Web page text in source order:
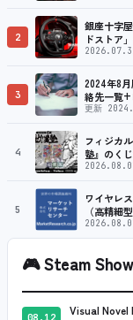
2
銀座十字
ドストア
3
2024年8
絡先一覧+
更新
4
フィジカ
塾』のく
5
ワイヤレ
（高精細
🎮Steam
08.12 Visual Novel